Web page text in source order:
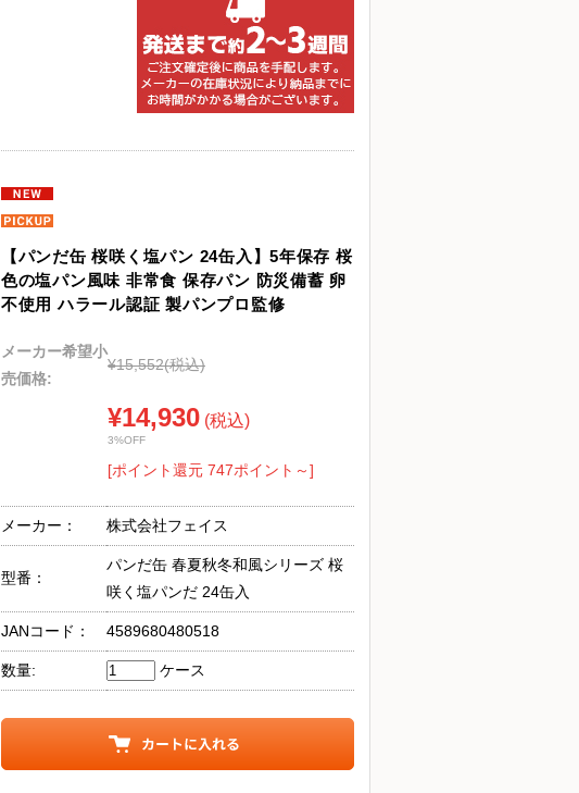
【パンだ缶 桜咲く塩パン 24缶入】5年保存 桜
色の塩パン風味 非常食 保存パン 防災備蓄 卵
不使用 ハラール認証 製パンプロ監修
メーカー希望小
売価格:
¥15,552(税込)
¥14,930 (税込)
3%OFF
[ポイント還元 747ポイント～]
メーカー： 株式会社フェイス
型番：
パンだ缶 春夏秋冬和風シリーズ 桜
咲く塩パンだ 24缶入
JANコード： 4589680480518
数量: ケース